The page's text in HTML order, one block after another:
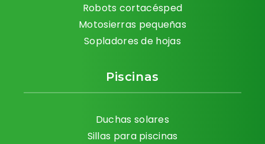
Robots cortacésped
Motosierras pequeñas
Sopladores de hojas
Piscinas
Duchas solares
Sillas para piscinas